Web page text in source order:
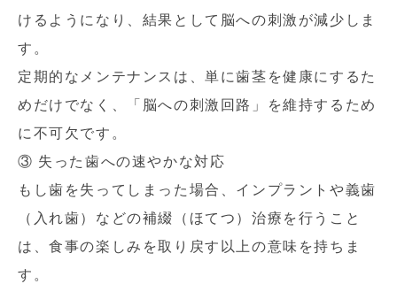
けるようになり、結果として脳への刺激が減少しま
す。
定期的なメンテナンスは、単に歯茎を健康にするた
めだけでなく、「脳への刺激回路」を維持するため
に不可欠です。
③ 失った歯への速やかな対応
もし歯を失ってしまった場合、インプラントや義歯
（入れ歯）などの補綴（ほてつ）治療を行うこと
は、食事の楽しみを取り戻す以上の意味を持ちま
す。